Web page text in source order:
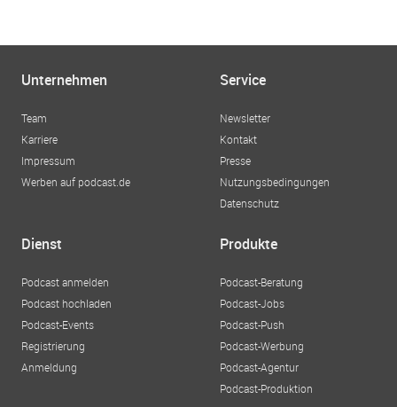
Unternehmen
Team
Karriere
Impressum
Werben auf podcast.de
Service
Newsletter
Kontakt
Presse
Nutzungsbedingungen
Datenschutz
Dienst
Podcast anmelden
Podcast hochladen
Podcast-Events
Registrierung
Anmeldung
Produkte
Podcast-Beratung
Podcast-Jobs
Podcast-Push
Podcast-Werbung
Podcast-Agentur
Podcast-Produktion